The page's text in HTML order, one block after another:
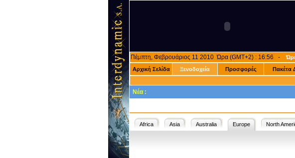
Πέμπτη, Φεβρουάριος 11 2010 Ώρα (GMT+2) : 16:56 -
Αρχική Σελίδα
Ξενοδοχεία Προσφορές Πακέτα
Νέα :
Africa Asia Australia Europe North